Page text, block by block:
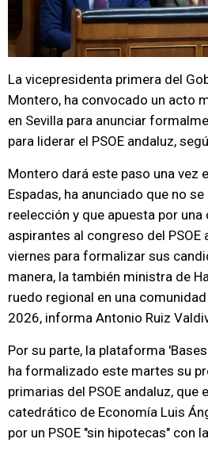
La vicepresidenta primera del
Montero, ha convocado un acto
en Sevilla para anunciar
para liderar el PSOE andaluz,
Montero dará este paso una vez
Espadas, ha anunciado que no
reelección y que apuesta por una
aspirantes al congreso del PSOE
viernes para formalizar sus
manera, la también ministra de
ruedo regional en una
2026, informa Antonio Ruiz
Por su parte, la plataforma
ha formalizado este martes su
primarias del PSOE andaluz, que
catedrático de Economía Luis
por un PSOE "sin hipotecas" con